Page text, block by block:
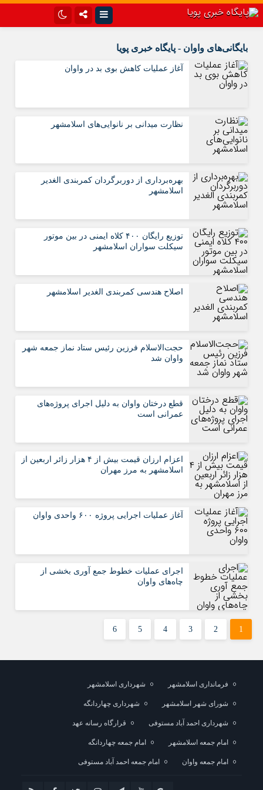
سروش
آپارات
بایگانی‌های واوان - پایگاه خبری پویا
آغاز عملیات کاهش بوی بد در واوان
نظارت میدانی بر نانوایی‌های اسلامشهر
بهره‌برداری از دوربرگردان کمربندی الغدیر
اسلامشهر
توزیع رایگان ۴۰۰ کلاه ایمنی در بین موتور
سیکلت سواران اسلامشهر
اصلاح هندسی کمربندی الغدیر اسلامشهر
حجت‌الاسلام فرزین رئیس ستاد نماز جمعه شهر
واوان شد
قطع درختان واوان به دلیل اجرای پروژه‌های
عمرانی است
اعزام ارزان قیمت بیش از ۴ هزار زائر اربعین از
اسلامشهر به مرز مهران
آغاز عملیات اجرایی پروژه ۶۰۰ واحدی واوان
اجرای عمليات خطوط جمع آوری بخشی از
چاه‌های واوان
1
2
3
4
5
6
فرمانداری اسلامشهر شهرداری اسلامشهر
شورای شهر اسلامشهر شهرداری چهاردانگه
شهرداری احمد آباد مستوفی قرارگاه رسانه عهد
امام جمعه اسلامشهر امام جمعه چهاردانگه
امام جمعه واوان امام جمعه احمد آباد مستوفی